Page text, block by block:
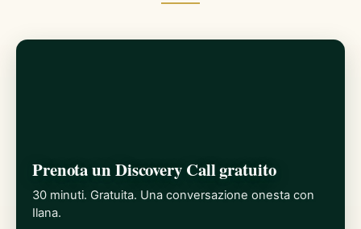
Prenota un Discovery Call gratuito
30 minuti. Gratuita. Una conversazione onesta con
Ilana.